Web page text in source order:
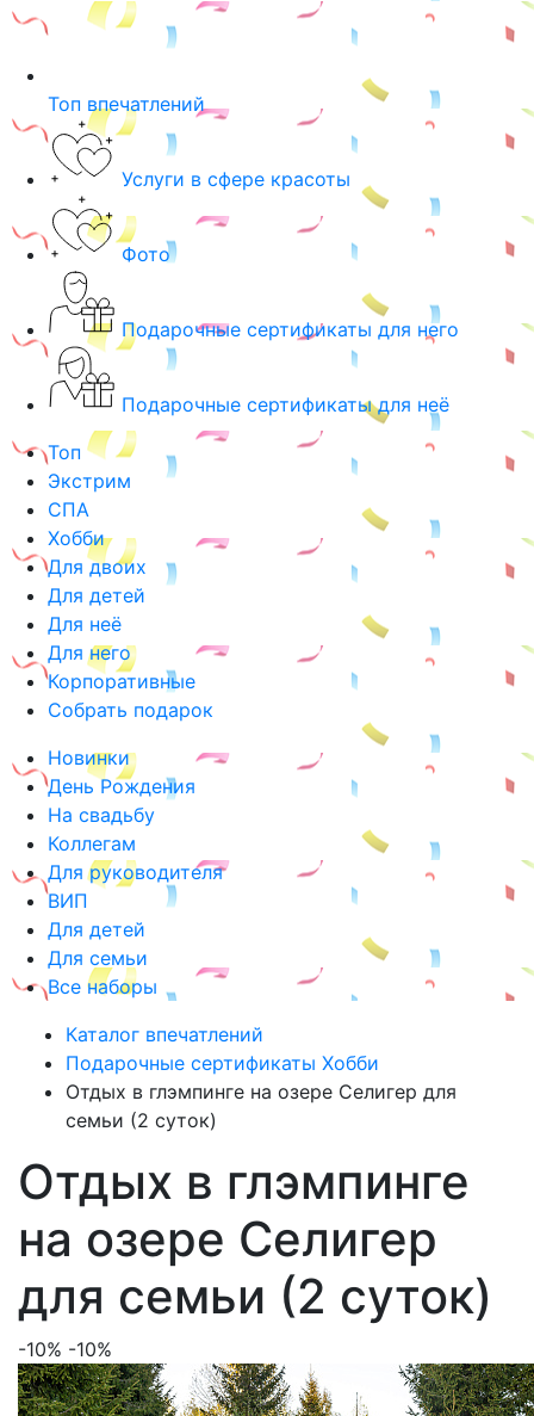
Топ впечатлений
Услуги в сфере красоты
Фото
Подарочные сертификаты для него
Подарочные сертификаты для неё
Топ
Экстрим
СПА
Хобби
Для двоих
Для детей
Для неё
Для него
Корпоративные
Собрать подарок
Новинки
День Рождения
На свадьбу
Коллегам
Для руководителя
ВИП
Для детей
Для семьи
Все наборы
Каталог впечатлений
Подарочные сертификаты Хобби
Отдых в глэмпинге на озере Селигер для
семьи (2 суток)
Отдых в глэмпинге
на озере Селигер
для семьи (2 суток)
-10% -10%